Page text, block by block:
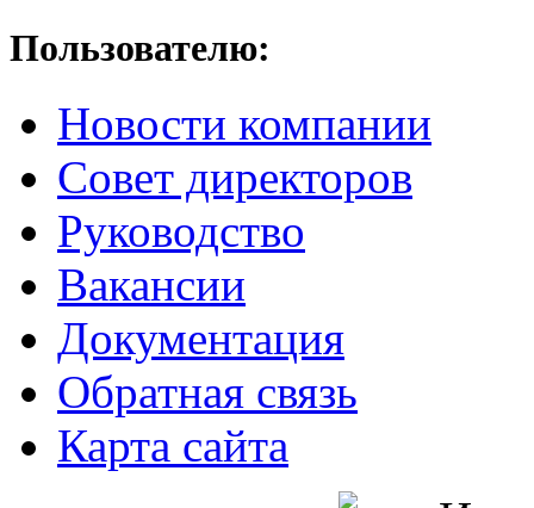
Пользователю:
Новости компании
Совет директоров
Руководство
Вакансии
Документация
Обратная связь
Карта сайта